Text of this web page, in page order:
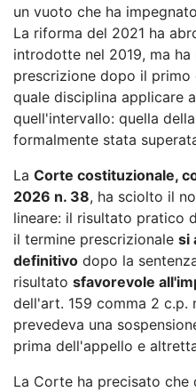
un vuoto che ha
La riforma del 2021 ha
introdotte nel 2019, ma
prescrizione dopo il primo
quale disciplina applicare
quell'intervallo: quella
formalmente stata
La Corte costituzionale,
2026 n. 38, ha sciolto il
lineare: il risultato pratico
il termine prescrizionale si
definitivo dopo la
risultato sfavorevole
dell'art. 159 comma 2 c.p.
prevedeva una
prima dell'appello e
La Corte ha precisato che